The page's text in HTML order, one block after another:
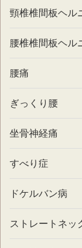
頸椎椎間板ヘル
腰椎椎間板ヘル
腰痛
ぎっくり腰
坐骨神経痛
すべり症
ドケルバン病
ストレートネッ